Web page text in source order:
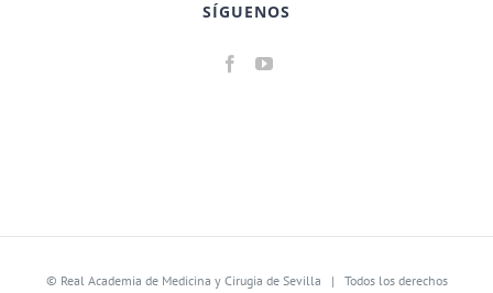
SÍGUENOS
© Real Academia de Medicina y Cirugia de Sevilla | Todos los derechos